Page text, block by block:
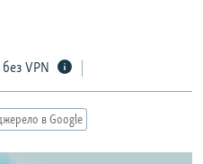
VPN
в Google